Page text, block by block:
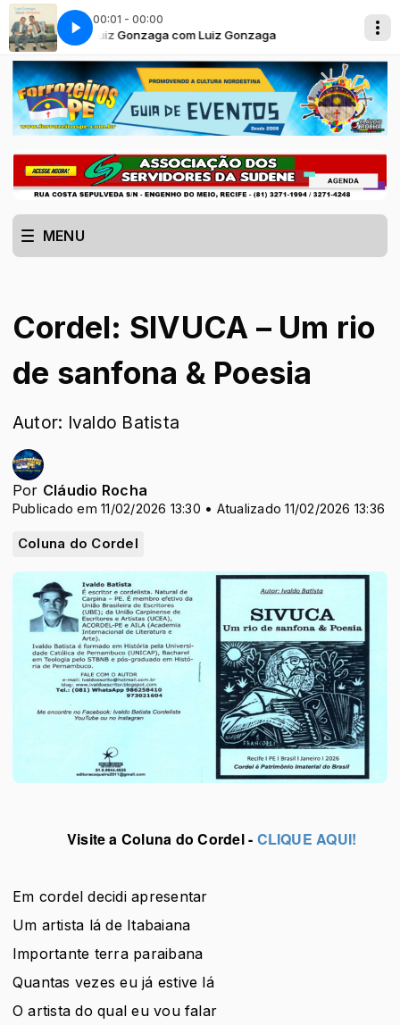
00:01 - 00:00
Especial Luiz Gonzaga com Luiz Gonzaga Especial Luiz
Luiz Gonzaga - Vem morena (Zé Dantas - Luiz Gonzaga) Luiz
MENU
Cordel: SIVUCA – Um rio
de sanfona & Poesia
Autor: Ivaldo Batista
Por Cláudio Rocha
Publicado em 11/02/2026 13:30 • Atualizado 11/02/2026 13:36
Coluna do Cordel
Visite a Coluna do Cordel - CLIQUE AQUI!
Em cordel decidi apresentar
Um artista lá de Itabaiana
Importante terra paraibana
Quantas vezes eu já estive lá
O artista do qual eu vou falar